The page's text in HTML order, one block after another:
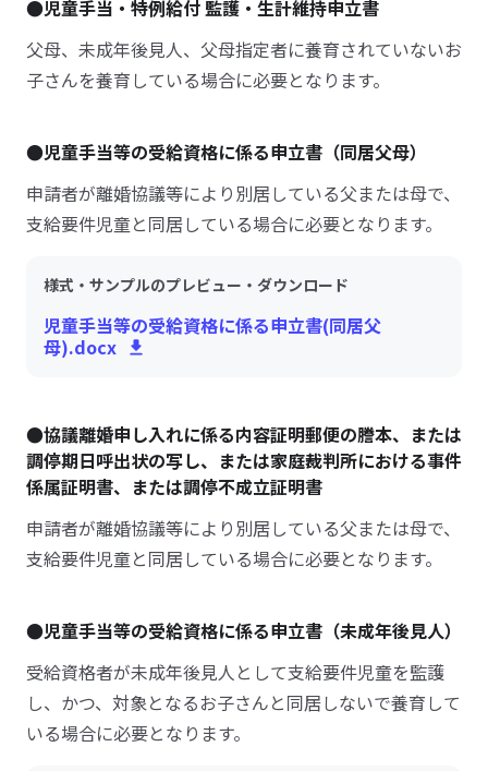
●児童手当・特例給付 監護・生計維持申立書
父母、未成年後見人、父母指定者に養育されていないお
子さんを養育している場合に必要となります。
●児童手当等の受給資格に係る申立書（同居父母）
申請者が離婚協議等により別居している父または母で、
支給要件児童と同居している場合に必要となります。
様式・サンプルのプレビュー・ダウンロード
児童手当等の受給資格に係る申立書(同居父
母).docx
●協議離婚申し入れに係る内容証明郵便の謄本、または
調停期日呼出状の写し、または家庭裁判所における事件
係属証明書、または調停不成立証明書
申請者が離婚協議等により別居している父または母で、
支給要件児童と同居している場合に必要となります。
●児童手当等の受給資格に係る申立書（未成年後見人）
受給資格者が未成年後見人として支給要件児童を監護
し、かつ、対象となるお子さんと同居しないで養育して
いる場合に必要となります。